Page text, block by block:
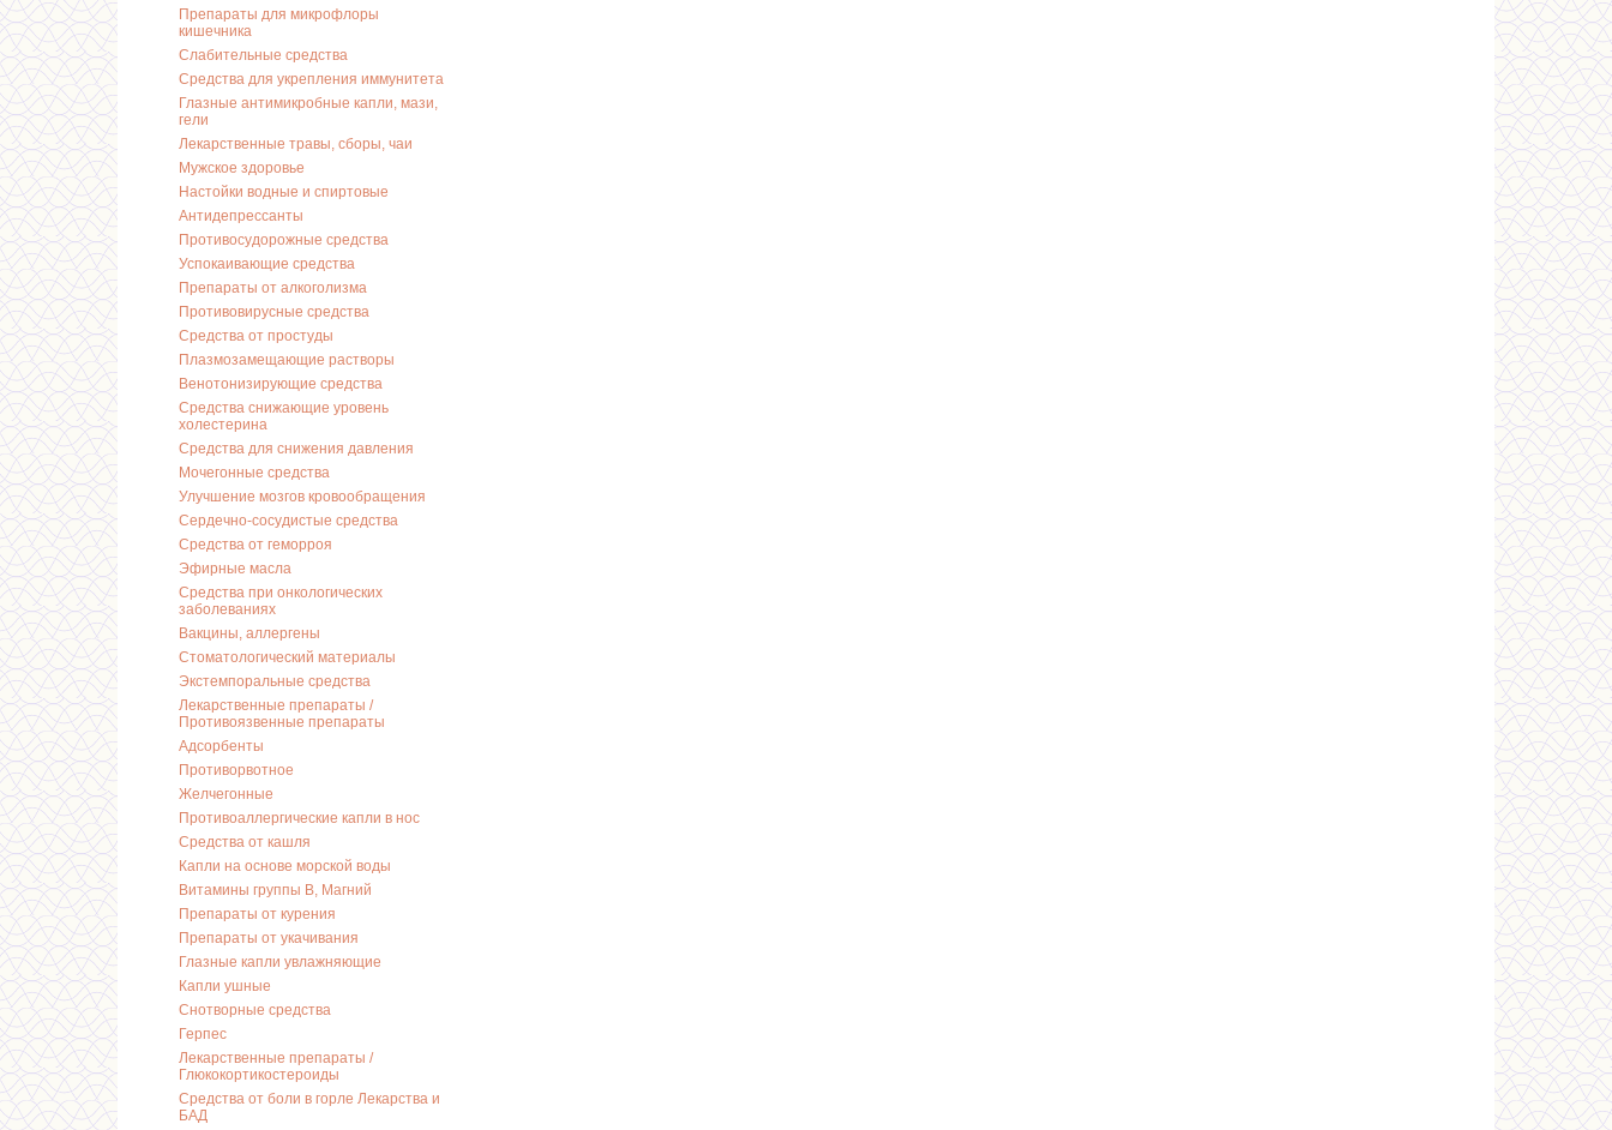
Препараты для микрофлоры
кишечника
Слабительные средства
Средства для укрепления иммунитета
Глазные антимикробные капли, мази,
гели
Лекарственные травы, сборы, чаи
Мужское здоровье
Настойки водные и спиртовые
Антидепрессанты
Противосудорожные средства
Успокаивающие средства
Препараты от алкоголизма
Противовирусные средства
Средства от простуды
Плазмозамещающие растворы
Венотонизирующие средства
Средства снижающие уровень
холестерина
Средства для снижения давления
Мочегонные средства
Улучшение мозгов кровообращения
Сердечно-сосудистые средства
Средства от геморроя
Эфирные масла
Средства при онкологических
заболеваниях
Вакцины, аллергены
Стоматологический материалы
Экстемпоральные средства
Лекарственные препараты /
Противоязвенные препараты
Адсорбенты
Противорвотное
Желчегонные
Противоаллергические капли в нос
Средства от кашля
Капли на основе морской воды
Витамины группы В, Магний
Препараты от курения
Препараты от укачивания
Глазные капли увлажняющие
Капли ушные
Снотворные средства
Герпес
Лекарственные препараты /
Глюкокортикостероиды
Средства от боли в горле Лекарства и
БАД